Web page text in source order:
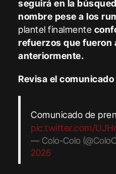
seguirá en la
nombre pese a los
plantel finalmente
refuerzos que fueron
anteriormente.
Revisa el
Comunicado de
pic.twitter.com/
— Colo-Colo
2026